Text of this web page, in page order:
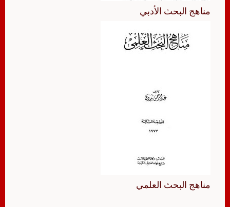
مناهج البحث الأدبي
مناهج البحث العلمي